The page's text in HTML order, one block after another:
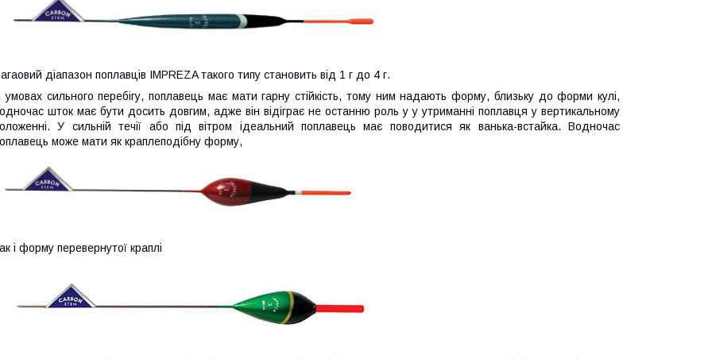
діапазон поплавців IMPREZA такого типу становить від 1 г до 4 г.
умовах сильного перебігу, поплавець має мати гарну стійкість, тому ним надають форму, близьку до форми кулі,
шток має бути досить довгим, адже він відіграє не останню роль у у утриманні поплавця у вертикальному
У сильній течії або під вітром ідеальний поплавець має поводитися як ванька-встайка. Водночас
може мати як краплеподібну форму,
і форму перевернутої краплі